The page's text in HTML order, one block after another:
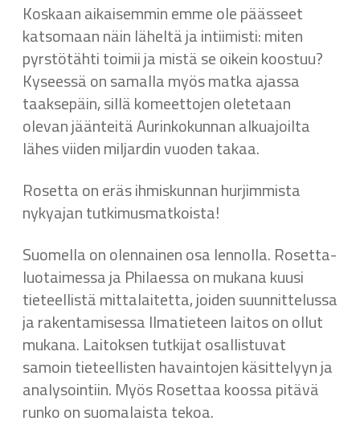
Koskaan aikaisemmin emme ole päässeet
katsomaan näin läheltä ja intiimisti: miten
pyrstötähti toimii ja mistä se oikein koostuu?
Kyseessä on samalla myös matka ajassa
taaksepäin, sillä komeettojen oletetaan
olevan jäänteitä Aurinkokunnan alkuajoilta
lähes viiden miljardin vuoden takaa.
Rosetta on eräs ihmiskunnan hurjimmista
nykyajan tutkimusmatkoista!
Suomella on olennainen osa lennolla. Rosetta-
luotaimessa ja Philaessa on mukana kuusi
tieteellistä mittalaitetta, joiden suunnittelussa
ja rakentamisessa Ilmatieteen laitos on ollut
mukana. Laitoksen tutkijat osallistuvat
samoin tieteellisten havaintojen käsittelyyn ja
analysointiin. Myös Rosettaa koossa pitävä
runko on suomalaista tekoa.